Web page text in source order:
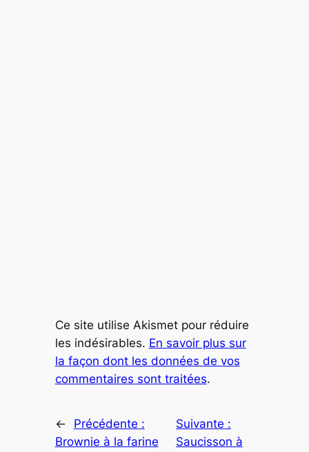
Ce site utilise Akismet pour réduire
les indésirables. En savoir plus sur
la façon dont les données de vos
commentaires sont traitées.
←
Précédente :
Brownie à la farine
Suivante :
Saucisson à